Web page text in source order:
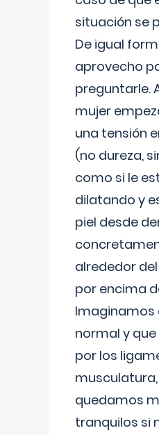
situación se
De igual
aprovecho
preguntarle.
mujer
una tensión
(no dureza,
como si le
dilatando y
piel desde
alrededor
por encima
Imaginamos
normal y
por los
quedamos
tranquilos si